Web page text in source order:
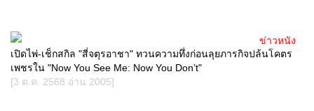
เปิดไพ่-เช็กสกิล "สี่จตุรอาชา" ทวนความทึ่งก่อนลุยภารกิจปล้นโคตร
เพชรใน "Now You See Me: Now You Don’t"
[3 ต.ค. 2568 อ่าน 2005]
ข่าวหนัง